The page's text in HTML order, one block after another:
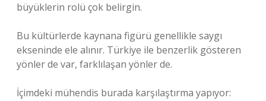
büyüklerin rolü çok belirgin.
Bu kültürlerde kaynana figürü genellikle saygı
ekseninde ele alınır. Türkiye ile benzerlik gösteren
yönler de var, farklılaşan yönler de.
İçimdeki mühendis burada karşılaştırma yapıyor: